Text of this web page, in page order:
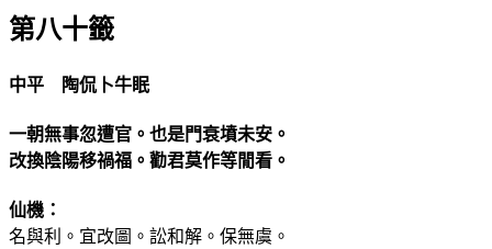
第八十籤
中平 陶侃卜牛眠
一朝無事忽遭官。也是門衰墳未安。
改換陰陽移禍福。勸君莫作等閒看。
仙機：
名與利。宜改圖。訟和解。保無虞。